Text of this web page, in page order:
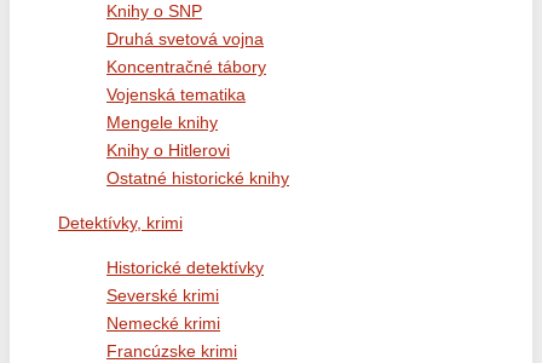
Knihy o SNP
Druhá svetová vojna
Koncentračné tábory
Vojenská tematika
Mengele knihy
Knihy o Hitlerovi
Ostatné historické knihy
Detektívky, krimi
Historické detektívky
Severské krimi
Nemecké krimi
Francúzske krimi